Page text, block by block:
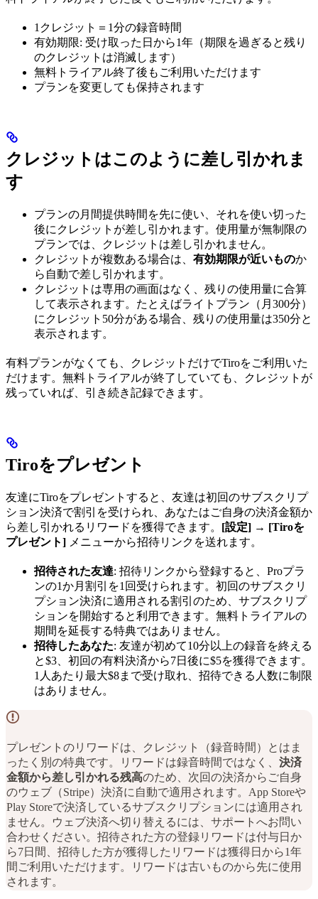
1クレジット＝1分の録音時間
有効期限: 受け取った日から1年（期限を過ぎると残り
のクレジットは消滅します）
無料トライアル終了後もご利用いただけます
プランを変更しても保持されます
クレジットはこのように差し引かれま
す
プランの月間提供時間を先に使い、それを使い切った
後にクレジットが差し引かれます。使用量が無制限の
プランでは、クレジットは差し引かれません。
クレジットが複数ある場合は、 有効期限が近いものか
ら自動で差し引かれます。
クレジットは専用の画面はなく、残りの使用量に合算
して表示されます。たとえばライトプラン（月300分）
にクレジット50分がある場合、残りの使用量は350分と
表示されます。
有料プランがなくても、クレジットだけでTiroをご利用いた
だけます。無料トライアルが終了していても、クレジットが
残っていれば、引き続き記録できます。
Tiroをプレゼント
友達にTiroをプレゼントすると、友達は初回のサブスクリプ
ション決済で割引を受けられ、あなたはご自身の決済金額か
ら差し引かれるリワードを獲得できます。 [設定] → [Tiroを
プレゼント] メニューから招待リンクを送れます。
招待された友達: 招待リンクから登録すると、Proプラ
ンの1か月割引を1回受けられます。初回のサブスクリ
プション決済に適用される割引のため、サブスクリプ
ションを開始すると利用できます。無料トライアルの
期間を延長する特典ではありません。
招待したあなた: 友達が初めて10分以上の録音を終える
と$3、初回の有料決済から7日後に$5を獲得できます。
1人あたり最大$8まで受け取れ、招待できる人数に制限
はありません。
プレゼントのリワードは、クレジット（録音時間）とはま
ったく別の特典です。リワードは録音時間ではなく、 決済
金額から差し引かれる残高のため、次回の決済からご自身
のウェブ（Stripe）決済に自動で適用されます。App Storeや
Play Storeで決済しているサブスクリプションには適用され
ません。ウェブ決済へ切り替えるには、サポートへお問い
合わせください。招待された方の登録リワードは付与日か
ら7日間、招待した方が獲得したリワードは獲得日から1年
間ご利用いただけます。リワードは古いものから先に使用
されます。